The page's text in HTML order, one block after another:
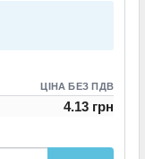
ЦІНА БЕЗ ПДВ
4.13 грн